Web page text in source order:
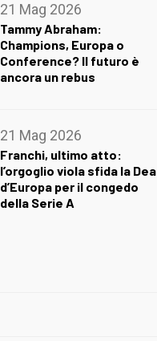
21 Mag 2026
Tammy Abraham:
Champions, Europa o
Conference? Il futuro è
ancora un rebus
21 Mag 2026
Franchi, ultimo atto:
l’orgoglio viola sfida la Dea
d’Europa per il congedo
della Serie A